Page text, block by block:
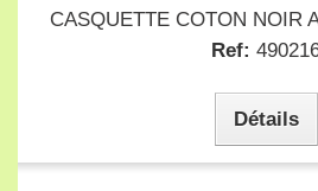
CASQUETTE COTON NOIR
Ref:
Détails